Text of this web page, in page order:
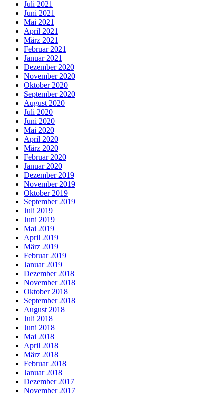
Juli 2021
Juni 2021
Mai 2021
April 2021
März 2021
Februar 2021
Januar 2021
Dezember 2020
November 2020
Oktober 2020
September 2020
August 2020
Juli 2020
Juni 2020
Mai 2020
April 2020
März 2020
Februar 2020
Januar 2020
Dezember 2019
November 2019
Oktober 2019
September 2019
Juli 2019
Juni 2019
Mai 2019
April 2019
März 2019
Februar 2019
Januar 2019
Dezember 2018
November 2018
Oktober 2018
September 2018
August 2018
Juli 2018
Juni 2018
Mai 2018
April 2018
März 2018
Februar 2018
Januar 2018
Dezember 2017
November 2017